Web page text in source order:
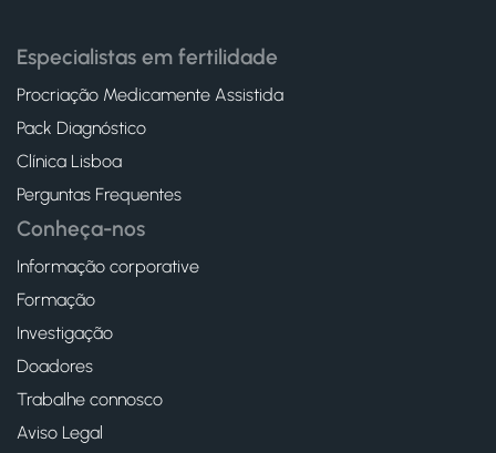
Especialistas em fertilidade
Procriação Medicamente Assistida
Pack Diagnóstico
Clínica Lisboa
Perguntas Frequentes
Conheça-nos
Informação corporative
Formação
Investigação
Doadores
Trabalhe connosco
Aviso Legal